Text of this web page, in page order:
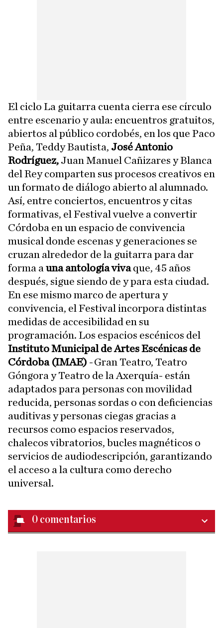
El ciclo La guitarra cuenta cierra ese círculo
entre escenario y aula: encuentros gratuitos,
abiertos al público cordobés, en los que Paco
Peña, Teddy Bautista, José Antonio
Rodríguez, Juan Manuel Cañizares y Blanca
del Rey comparten sus procesos creativos en
un formato de diálogo abierto al alumnado.
Así, entre conciertos, encuentros y citas
formativas, el Festival vuelve a convertir
Córdoba en un espacio de convivencia
musical donde escenas y generaciones se
cruzan alrededor de la guitarra para dar
forma a una antología vivaque, 45 años
después, sigue siendo de y para esta ciudad.
En ese mismo marco de apertura y
convivencia, el Festival incorpora distintas
medidas de accesibilidad en su
programación. Los espacios escénicos del
Instituto Municipal de Artes Escénicas de
Córdoba (IMAE) -Gran Teatro, Teatro
Góngora y Teatro de la Axerquía- están
adaptados para personas con movilidad
reducida, personas sordas o con deficiencias
auditivas y personas ciegas gracias a
recursos como espacios reservados,
chalecos vibratorios, bucles magnéticos o
servicios de audiodescripción, garantizando
el acceso a la cultura como derecho
universal.
0 comentarios